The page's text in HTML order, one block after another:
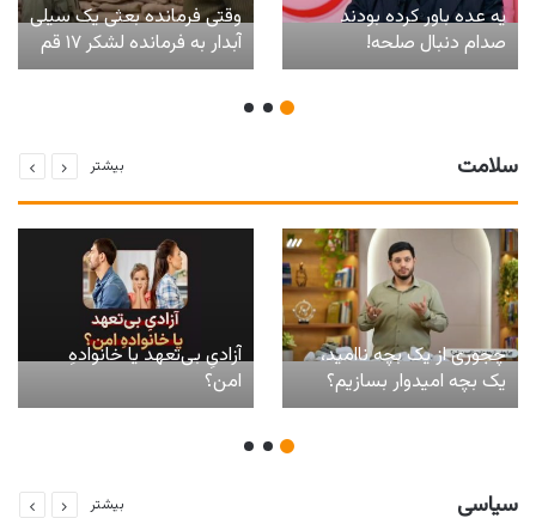
یه عده باور کرده بودند
صدام دنبال صلحه!
وقتی فرمانده بعثی یک سیلی
آبدار به فرمانده لشکر ۱۷ قم
می‌زنه! و …
سلامت بیشتر
چجوری از یک بچه ناامید،
یک بچه امیدوار بسازیم؟
آزادیِ بی‌تعهد یا خانوادهِ
امن؟
سیاسی بیشتر